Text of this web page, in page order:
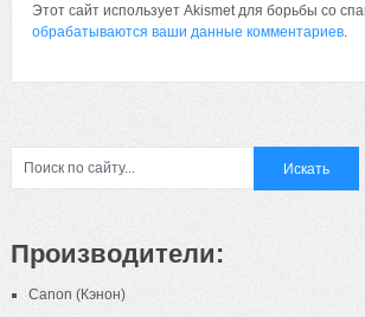
Этот сайт использует Akismet для борьбы со
обрабатываются ваши данные комментариев.
Производители:
Canon (Кэнон)